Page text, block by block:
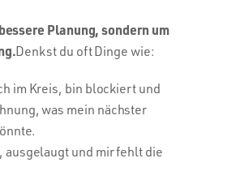
Planung, sondern um
Denkst du oft Dinge wie:
im Kreis, bin blockiert und
was mein nächster
ausgelaugt und mir fehlt die